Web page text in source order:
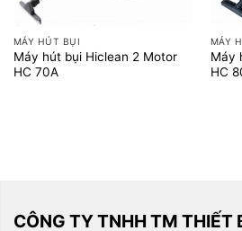
MÁY HÚT BỤI
Máy hút bụi Hiclean 2 Motor
HC 70A
MÁY
Máy
HC
CÔNG TY TNHH TM THIẾT